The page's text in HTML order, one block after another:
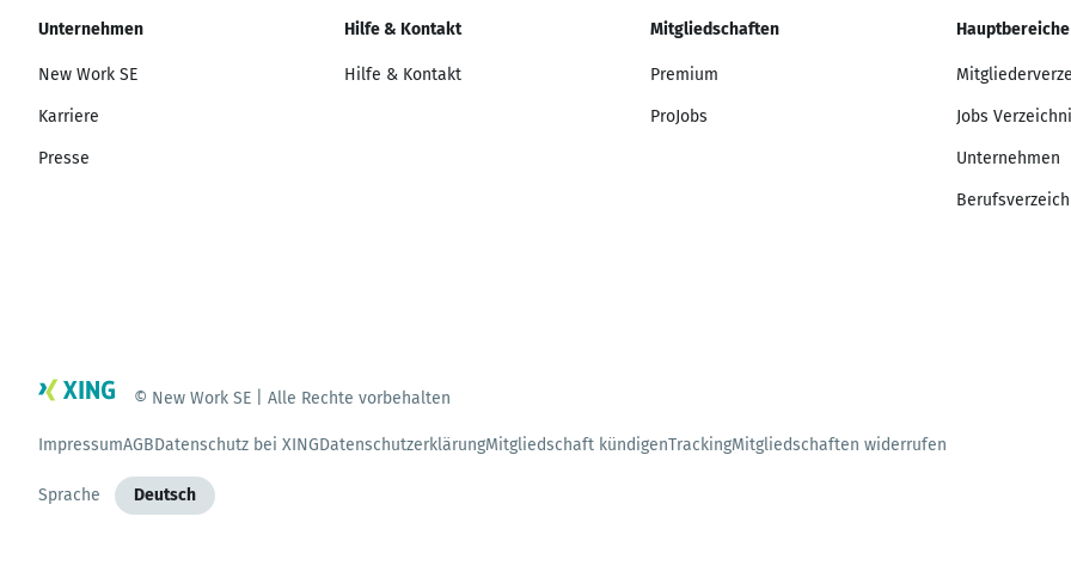
Unternehmen
New Work SE
Karriere
Presse
Hilfe & Kontakt
Hilfe & Kontakt
Mitgliedschaften
Premium
ProJobs
Hauptbereiche
Jobs
Unternehmen
© New Work SE | Alle Rechte vorbehalten
ImpressumAGBDatenschutz bei XINGDatenschutzerklärungMitgliedschaft kündigenTrackingMitgliedschaften widerrufen
Sprache Deutsch